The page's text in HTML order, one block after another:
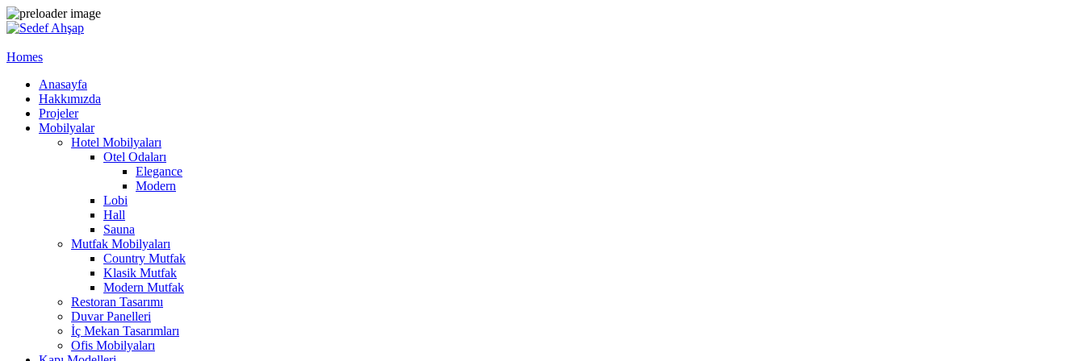
Homes
Anasayfa
Hakkımızda
Projeler
Mobilyalar
Hotel Mobilyaları
Otel Odaları
Elegance
Modern
Lobi
Hall
Sauna
Mutfak Mobilyaları
Country Mutfak
Klasik Mutfak
Modern Mutfak
Restoran Tasarımı
Duvar Panelleri
İç Mekan Tasarımları
Ofis Mobilyaları